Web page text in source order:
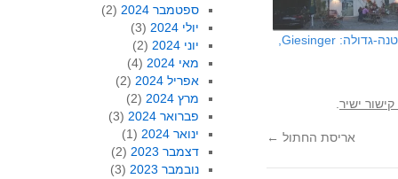
מבשלה קטנה-גדולה: Giesinger,
ישיר
אריסת החתול ←
ספטמבר 2024
(2)
יולי 2024
(3)
יוני 2024
(2)
מאי 2024
(4)
אפריל 2024
(2)
מרץ 2024
(2)
פברואר 2024
(3)
ינואר 2024
(1)
דצמבר 2023
(2)
נובמבר 2023
(3)